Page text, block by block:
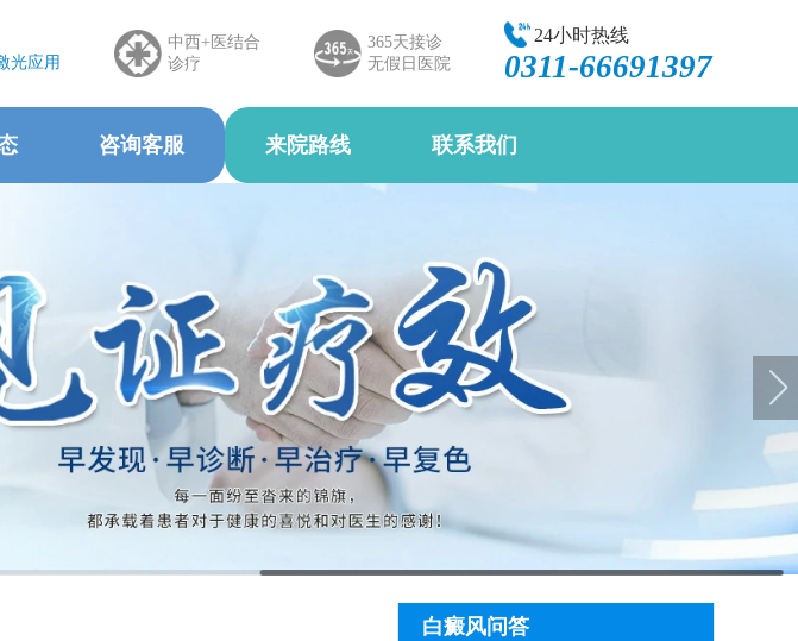
光应用
中西+医结合
诊疗
365天接诊
无假日医院
24小时热线
0311-66691397
咨询客服 来院路线 联系我们
白癜风问答